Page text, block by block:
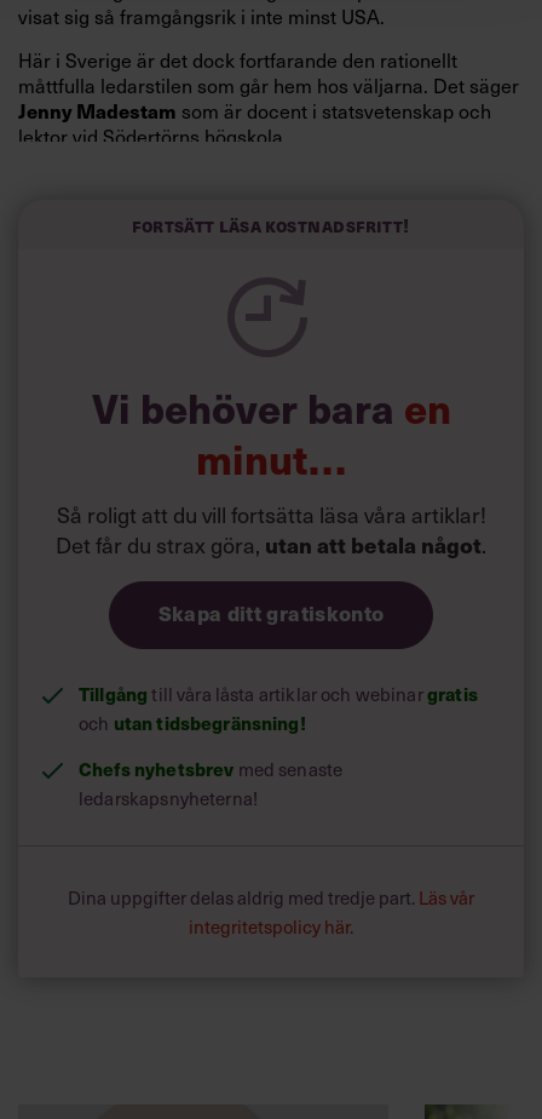
visat sig så framgångsrik i inte minst USA.
Här i Sverige är det dock fortfarande den rationellt
måttfulla ledarstilen som går hem hos väljarna. Det säger
Jenny Madestam som är docent i statsvetenskap och
lektor vid Södertörns högskola.
kompetenta och stå med båda fötterna på jorden. Hellre
spelevink i högklackat, är hur jag brukar sammanfatta de
önskningar som svenskarna för fram i undersökningar.”
Siri Wikander: ”Led som i
början av pandemin”
Fortsätt läsa kostnadsfritt!
Vi behöver bara en
minut…
Så roligt att du vill fortsätta läsa våra artiklar!
Det får du strax göra, utan att betala något.
Skapa ditt gratiskonto
Tillgång till våra låsta artiklar och webinargratis
och utan tidsbegränsning!
Chefs nyhetsbrev med senaste
ledarskapsnyheterna!
Dina uppgifter delas aldrig med tredje part. Läs vår
integritetspolicy här.